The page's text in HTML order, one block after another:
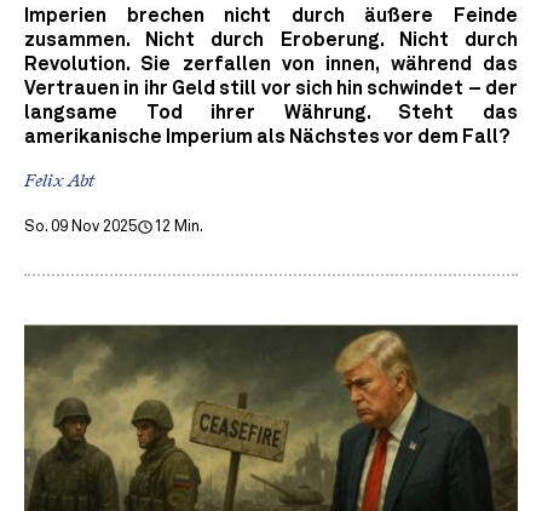
Imperien brechen nicht durch äußere Feinde
zusammen. Nicht durch Eroberung. Nicht durch
Revolution. Sie zerfallen von innen, während das
Vertrauen in ihr Geld still vor sich hin schwindet – der
langsame Tod ihrer Währung. Steht das
amerikanische Imperium als Nächstes vor dem Fall?
Felix Abt
So. 09 Nov 2025 12 Min.